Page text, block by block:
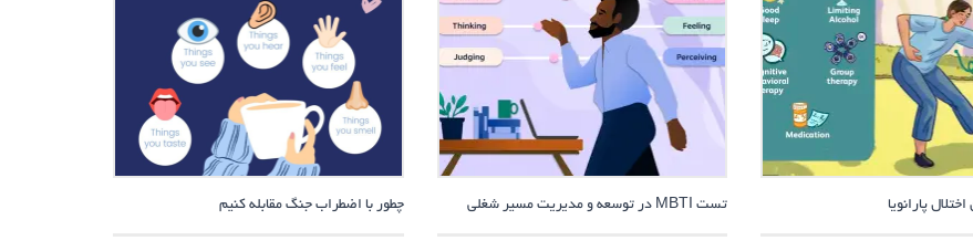
پارانویا تست MBTI در توسعه و مدیریت مسیر شغلی چطور با اضطراب جنگ مقابله کنیم